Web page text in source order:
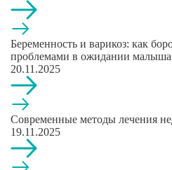
Беременность и варикоз: как
проблемами в ожидании малыша
20.11.2025
Современные методы лечения
19.11.2025